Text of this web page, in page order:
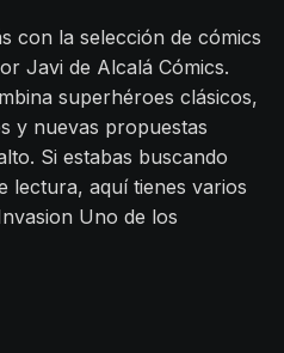
con la selección de cómics
Javi de Alcalá Cómics.
superhéroes clásicos,
y nuevas propuestas
Si estabas buscando
lectura, aquí tienes varios
Uno de los